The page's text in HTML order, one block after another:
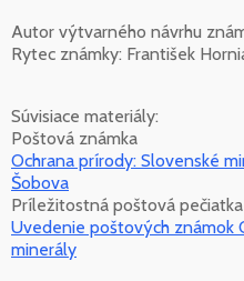
Autor výtvarného návrhu
Rytec známky: František
Súvisiace materiály:
Poštová známka
Ochrana prírody: Slovenské
Šobova
Príležitostná poštová pečiatka
Uvedenie poštových známok
minerály